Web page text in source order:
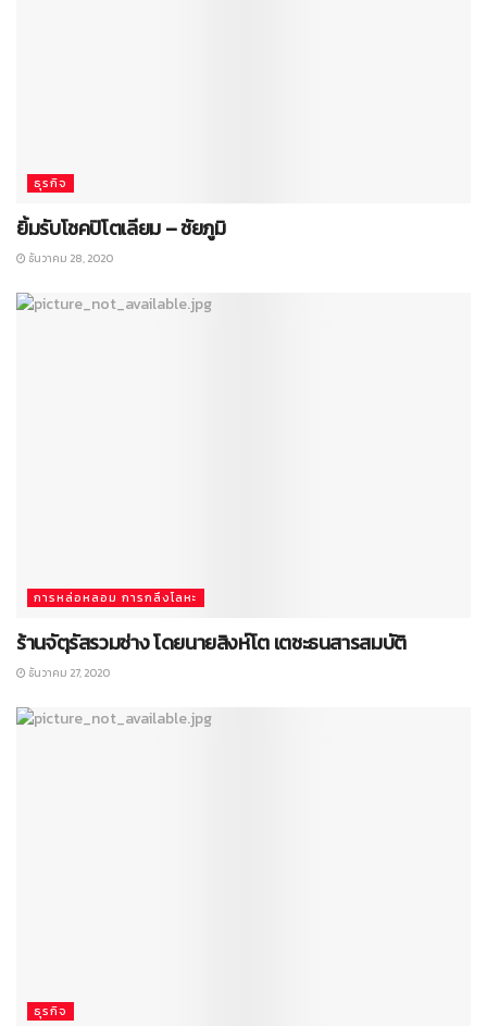
ธุรกิจ
ยิ้มรับโชคปิโตเลียม – ชัยภูมิ
ธันวาคม 28, 2020
การหล่อหลอม การกลึงโลหะ
ร้านจัตุรัสรวมช่าง โดยนายสิงห์โต เตชะธนสารสมบัติ
ธันวาคม 27, 2020
ธุรกิจ